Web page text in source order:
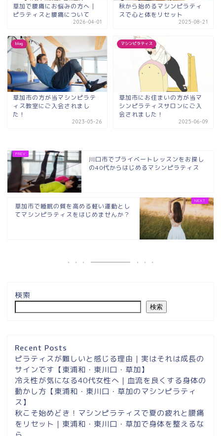
草加で腰痛にお悩みの方へ｜
ピラティスと腰痛について
2026-04-01
秋から始めるマシンピラティ
スで心と体をリセット
2025-08-21
blog
草加市の方が当マシンピラテ
ィス教室にご入会されまし
た！
2023-05-26
マシンピラティス
草加市にお住まいの方が当マ
シンピラティスサロンにご入
会されました！
2025-06-09
川口市でプライベートレッスンをお探し
の40代からはじめるマシンピラティス
草加市で睡眠の質を高める軽い運動とし
てマシンピラティスをはじめませんか？
検索
検索
Recent Posts
ピラティスが難しいと感じる理由｜実はそれは成長の
サインです【東浦和・東川口・草加】
冷え性が気になる40代女性へ｜血流を良くする身体の
動かし方【東浦和・東川口・草加のマシンピラティ
ス】
秋こそ始めどき！マシンピラティスで夏の疲れと腰痛
をリセット｜東浦和・東川口・草加で身体を整えるな
内
東浦和スタジオ予約
東浦和｜大人女性のための
マシンピラティススタジオ